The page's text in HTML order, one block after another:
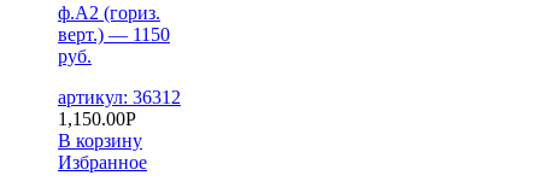
ф.А2 (гориз.
верт.) — 1150
руб.
артикул: 36312
1,150.00Р
В корзину
Избранное